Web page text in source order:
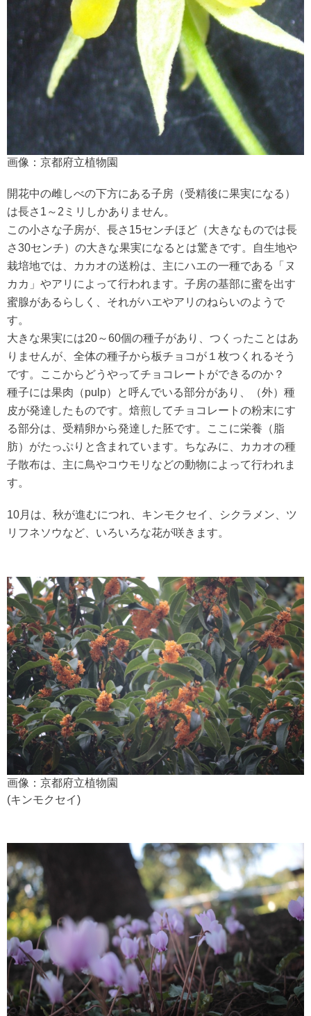
画像：京都府立植物園
開花中の雌しべの下方にある子房（受精後に果実になる）
は長さ1～2ミリしかありません。
この小さな子房が、長さ15センチほど（大きなものでは長
さ30センチ）の大きな果実になるとは驚きです。自生地や
栽培地では、カカオの送粉は、主にハエの一種である「ヌ
カカ」やアリによって行われます。子房の基部に蜜を出す
蜜腺があるらしく、それがハエやアリのねらいのようで
す。
大きな果実には20～60個の種子があり、つくったことはあ
りませんが、全体の種子から板チョコが１枚つくれるそう
です。ここからどうやってチョコレートができるのか？
種子には果肉（pulp）と呼んでいる部分があり、（外）種
皮が発達したものです。焙煎してチョコレートの粉末にす
る部分は、受精卵から発達した胚です。ここに栄養（脂
肪）がたっぷりと含まれています。ちなみに、カカオの種
子散布は、主に鳥やコウモリなどの動物によって行われま
す。
10月は、秋が進むにつれ、キンモクセイ、シクラメン、ツ
リフネソウなど、いろいろな花が咲きます。
画像：京都府立植物園
(キンモクセイ)